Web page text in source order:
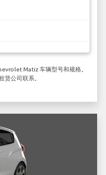
Matiz 车辆型号和规格。
赁公司联系。